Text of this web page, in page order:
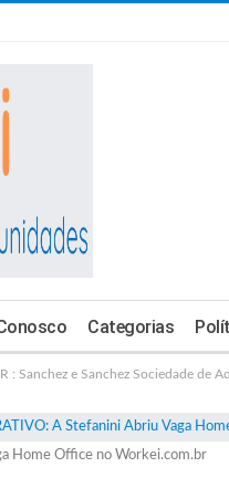
Categorias
: Sanchez e Sanchez Sociedade de
Home Office no Workei.com.br